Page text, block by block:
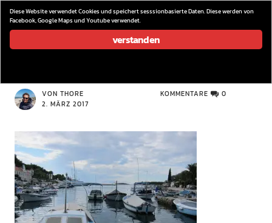
wieder los…
VON THORE
2. MÄRZ 2017
KOMMENTARE 0
Diese Website verwendet Cookies und speichert sesssionbasierte Daten. Diese werden von
Facebook, Google Maps und Youtube verwendet.
verstanden